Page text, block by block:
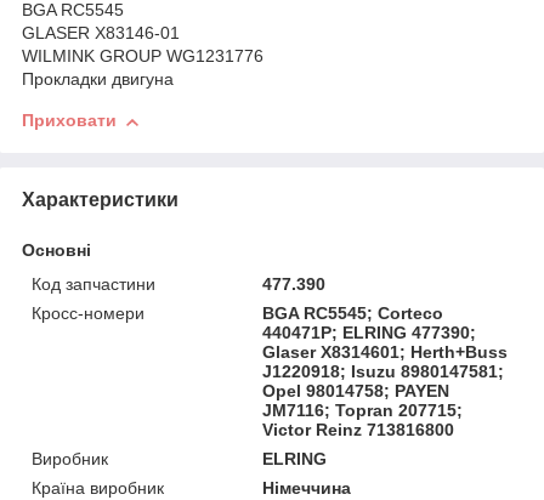
BGA RC5545
GLASER X83146-01
WILMINK GROUP WG1231776
Прокладки двигуна
Приховати
Характеристики
Основні
Код запчастини
477.390
Кросс-номери
BGA RC5545; Corteco
440471P; ELRING 477390;
Glaser X8314601; Herth+Buss
J1220918; Isuzu 8980147581;
Opel 98014758; PAYEN
JM7116; Topran 207715;
Victor Reinz 713816800
Виробник
ELRING
Країна виробник
Німеччина